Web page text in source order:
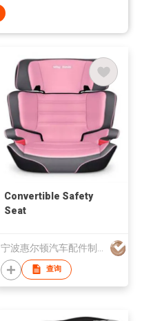
Convertible Safety
Seat
查询